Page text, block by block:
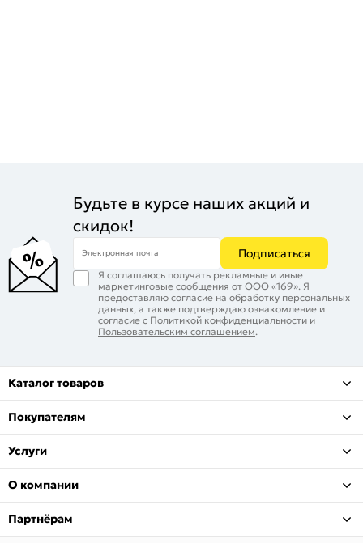
Будьте в курсе наших акций и
скидок!
Электронная почта Подписаться
Я соглашаюсь получать рекламные и иные
маркетинговые сообщения от ООО «169». Я
предоставляю согласие на обработку персональных
данных, а также подтверждаю ознакомление и
согласие с Политикой конфиденциальности и
Пользовательским соглашением.
Каталог товаров
Покупателям
Услуги
О компании
Партнёрам